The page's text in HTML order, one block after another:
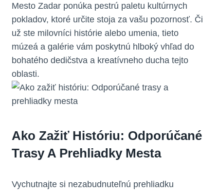
Mesto Zadar ponúka pestrú paletu kultúrnych
pokladov, ktoré určite stoja za vašu pozornosť. Či
už ste milovníci histórie alebo umenia, tieto
múzeá a galérie vám poskytnú hlboký vhľad do
bohatého dedičstva a kreatívneho ducha tejto
oblasti.
Ako Zažiť Históriu: Odporúčané
Trasy A Prehliadky Mesta
Vychutnajte si nezabudnuteľnú prehliadku